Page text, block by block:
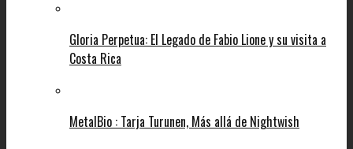
Gloria Perpetua: El Legado de Fabio Lione y su visita a
Costa Rica
MetalBio : Tarja Turunen, Más allá de Nightwish